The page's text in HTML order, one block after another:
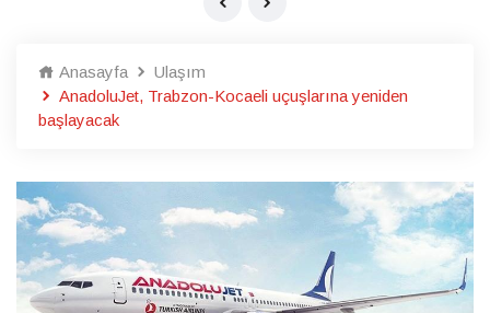
Anasayfa
Ulaşım
AnadoluJet, Trabzon-Kocaeli uçuşlarına yeniden
başlayacak